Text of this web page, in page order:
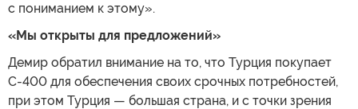
с пониманием к этому».
«Мы открыты для предложений»
Демир обратил внимание на то, что Турция покупает
С-400 для обеспечения своих срочных потребностей,
при этом Турция — большая страна, и с точки зрения